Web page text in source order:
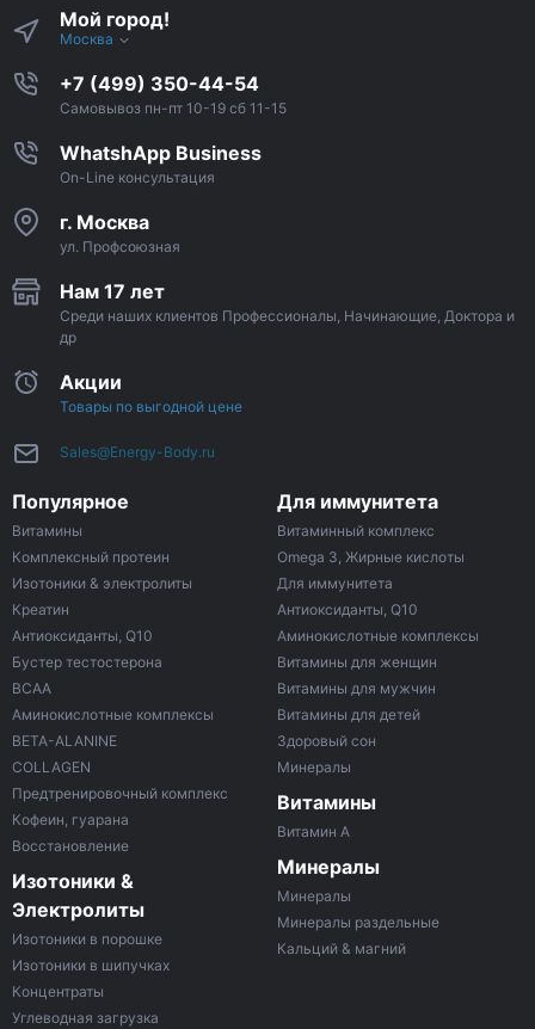
Мой город!
Москва
+7 (499) 350-44-54
Самовывоз пн-пт 10-19 сб 11-15
WhatshApp Business
On-Line консультация
г. Москва
ул. Профсоюзная
Нам 17 лет
Среди наших клиентов Профессионалы, Начинающие, Доктора и
др
Акции
Товары по выгодной цене
Sales@Energy-Body.ru
Популярное
Витамины
Комплексный протеин
Изотоники & электролиты
Креатин
Антиоксиданты, Q10
Бустер тестостерона
ВСАА
Аминокислотные комплексы
BETA-ALANINE
COLLAGEN
Предтренировочный комплекс
Кофеин, гуарана
Восстановление
Изотоники &
Электролиты
Изотоники в порошке
Изотоники в шипучках
Концентраты
Углеводная загрузка
Для иммунитета
Витаминный комплекс
Omega 3, Жирные кислоты
Для иммунитета
Антиоксиданты, Q10
Аминокислотные комплексы
Витамины для женщин
Витамины для мужчин
Витамины для детей
Здоровый сон
Минералы
Витамины
Витамин A
Минералы
Минералы
Минералы раздельные
Кальций & магний